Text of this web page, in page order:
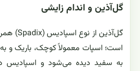
گل‌آذین و اندام زایشی
است؛ اسپات معمولاً کوچک، باریک و
به سفید دیده می‌شود و اسپادیس